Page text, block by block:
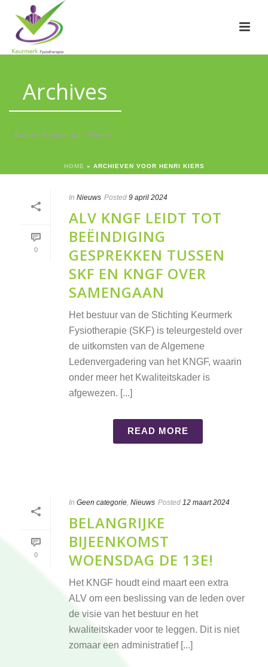
Archives
Author Archive for: "Henri"
HOME » ARCHIEVEN VOOR HENRI KIERS
0
In Nieuws Posted 9 april 2024
ALV KNGF LEIDT TOT
BEËINDIGING
GESPREKKEN TUSSEN
SKF EN KNGF OVER
SAMENGAAN
Het bestuur van de Stichting Keurmerk
Fysiotherapie (SKF) is teleurgesteld over
de uitkomsten van de Algemene
Ledenvergadering van het KNGF, waarin
onder meer het Kwaliteitskader is
afgewezen. [...]
READ MORE
0
In Geen categorie, Nieuws Posted 12 maart 2024
BELANGRIJKE
BIJEENKOMST
WOENSDAG DE 13E!
Het KNGF houdt eind maart een extra
ALV om een beslissing van de leden over
de visie van het bestuur en het
kwaliteitskader voor te leggen. Dit is niet
zomaar een administratief [...]